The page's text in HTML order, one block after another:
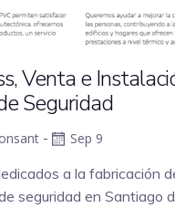
Venta e
Seguridad
- Sep 9
a la fabricación
seguridad en Santiago